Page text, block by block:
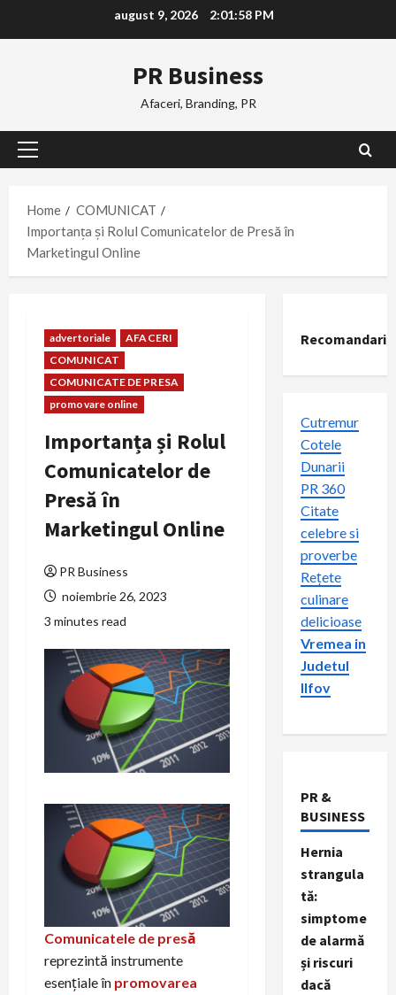
august 9, 2026 2:01:59 PM
PR Business
Afaceri, Branding, PR
Primary
Home
COMUNICAT
Importanța și Rolul Comunicatelor de Presă în
Marketingul Online
advertoriale
AFACERI
COMUNICAT
COMUNICATE DE PRESA
promovare online
Importanța și Rolul
Comunicatelor de
Presă în
Marketingul Online
PR Business
noiembrie 26, 2023
3 minutes read
Comunicatele de presă
reprezintă instrumente
esențiale în promovarea
Recomandari
Cutremur
Cotele
Dunarii
PR 360
Citate
celebre si
proverbe
Rețete
culinare
delicioase
Vremea in
Judetul
Ilfov
PR &
BUSINESS
Hernia
strangula
tă:
simptome
de alarmă
și riscuri
dacă